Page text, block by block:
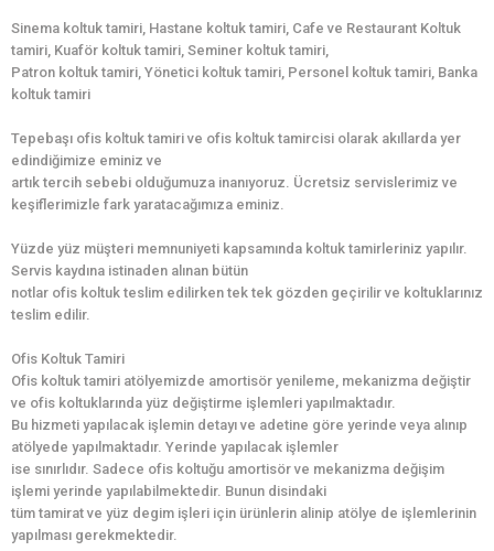
Sinema koltuk tamiri, Hastane koltuk tamiri, Cafe ve Restaurant Koltuk
tamiri, Kuaför koltuk tamiri, Seminer koltuk tamiri,
Patron koltuk tamiri, Yönetici koltuk tamiri, Personel koltuk tamiri, Banka
koltuk tamiri
Tepebaşı ofis koltuk tamiri ve ofis koltuk tamircisi olarak akıllarda yer
edindiğimize eminiz ve
artık tercih sebebi olduğumuza inanıyoruz. Ücretsiz servislerimiz ve
keşiflerimizle fark yaratacağımıza eminiz.
Yüzde yüz müşteri memnuniyeti kapsamında koltuk tamirleriniz yapılır.
Servis kaydına istinaden alınan bütün
notlar ofis koltuk teslim edilirken tek tek gözden geçirilir ve koltuklarınız
teslim edilir.
Ofis Koltuk Tamiri
Ofis koltuk tamiri atölyemizde amortisör yenileme, mekanizma değiştir
ve ofis koltuklarında yüz değiştirme işlemleri yapılmaktadır.
Bu hizmeti yapılacak işlemin detayı ve adetine göre yerinde veya alınıp
atölyede yapılmaktadır. Yerinde yapılacak işlemler
ise sınırlıdır. Sadece ofis koltuğu amortisör ve mekanizma değişim
işlemi yerinde yapılabilmektedir. Bunun disindaki
tüm tamirat ve yüz degim işleri için ürünlerin alinip atölye de işlemlerinin
yapılması gerekmektedir.